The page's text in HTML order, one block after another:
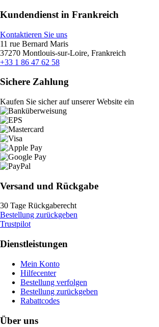
Kundendienst in Frankreich
Kontaktieren Sie uns
11 rue Bernard Maris
37270 Montlouis-sur-Loire, Frankreich
+33 1 86 47 62 58
Sichere Zahlung
Kaufen Sie sicher auf unserer Website ein
Versand und Rückgabe
30 Tage Rückgaberecht
Bestellung zurückgeben
Trustpilot
Dienstleistungen
Mein Konto
Hilfecenter
Bestellung verfolgen
Bestellung zurückgeben
Rabattcodes
Über uns